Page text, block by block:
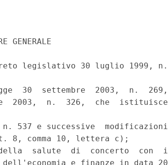
GENERALE
legislativo 30 luglio 1999, n.
30  settembre  2003,  n.  269,
2003,  n.  326,  che  istituisce
537 e successive  modificazioni
8, comma 10, lettera c);
salute  di  concerto  con  i
e finanze in data 20